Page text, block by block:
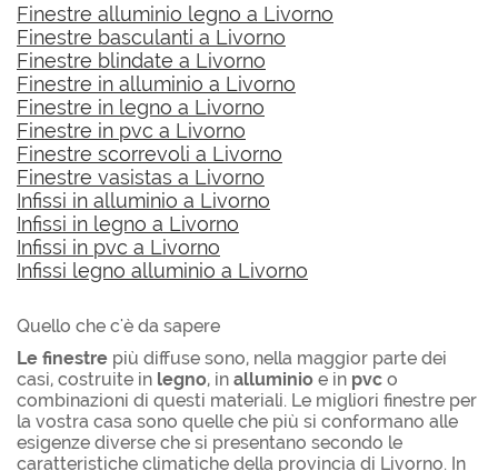
Finestre alluminio legno a Livorno
Finestre basculanti a Livorno
Finestre blindate a Livorno
Finestre in alluminio a Livorno
Finestre in legno a Livorno
Finestre in pvc a Livorno
Finestre scorrevoli a Livorno
Finestre vasistas a Livorno
Infissi in alluminio a Livorno
Infissi in legno a Livorno
Infissi in pvc a Livorno
Infissi legno alluminio a Livorno
Quello che c'è da sapere
Le finestre più diffuse sono, nella maggior parte dei
casi, costruite in legno, in alluminio e in pvc o
combinazioni di questi materiali. Le migliori finestre per
la vostra casa sono quelle che più si conformano alle
esigenze diverse che si presentano secondo le
caratteristiche climatiche della provincia di Livorno. In